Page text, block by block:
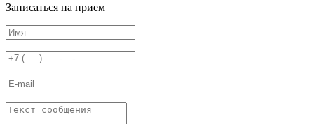
Записаться на прием